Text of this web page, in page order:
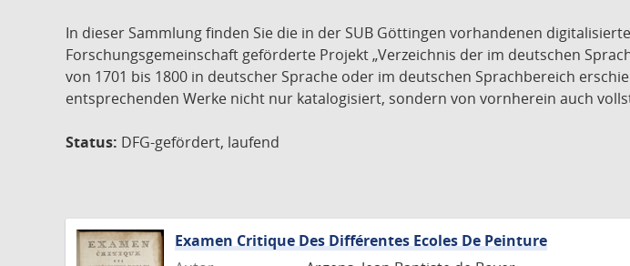
In dieser Sammlung finden Sie die in der SUB Göttingen vorhandenen
Forschungsgemeinschaft geförderte Projekt „Verzeichnis der im deutschen
von 1701 bis 1800 in deutscher Sprache oder im deutschen Sprachbereich
entsprechenden Werke nicht nur katalogisiert, sondern von vornherein auch
Status: DFG-gefördert, laufend
Examen Critique Des Différentes Ecoles De Peinture